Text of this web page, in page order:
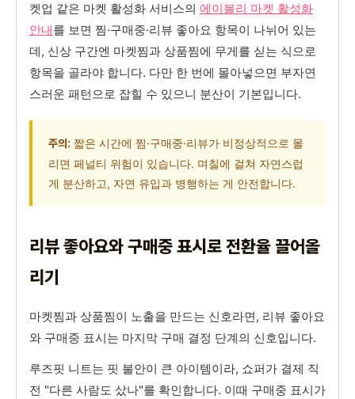
켓업 같은 마켓 활성화 서비스의 에이블리 마켓 활성화
안내를 보면 찜·구매중·리뷰 좋아요 항목이 나뉘어 있는
데, 신상 구간엔 마켓찜과 상품찜에 무게를 싣는 식으로
항목을 골라야 합니다. 다만 한 번에 몰아넣으면 부자연
스러운 패턴으로 잡힐 수 있으니 분산이 기본입니다.
주의: 짧은 시간에 찜·구매중·리뷰가 비정상적으로 몰
리면 페널티 위험이 있습니다. 며칠에 걸쳐 자연스럽
게 분산하고, 자연 유입과 병행하는 게 안전합니다.
리뷰 좋아요와 구매중 표시로 전환율 끌어올
리기
마켓찜과 상품찜이 노출을 만드는 신호라면, 리뷰 좋아요
와 구매중 표시는 마지막 구매 결정 단계의 신호입니다.
루즈핏 니트는 핏 불안이 큰 아이템이라, 쇼퍼가 결제 직
전 "다른 사람도 샀나"를 확인합니다. 이때 구매중 표시가